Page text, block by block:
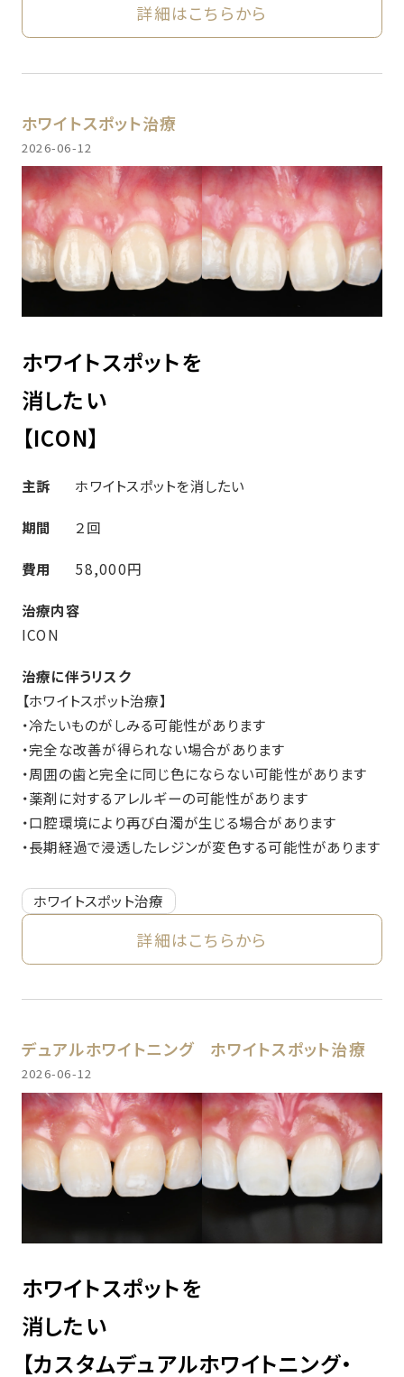
詳細はこちらから
ホワイトスポット治療
2026-06-12
ホワイトスポットを
消したい
【ICON】
主訴 ホワイトスポットを消したい
期間 ２回
費用 58,000円
治療内容
ICON
治療に伴うリスク
【ホワイトスポット治療】
・冷たいものがしみる可能性があります
・完全な改善が得られない場合があります
・周囲の歯と完全に同じ色にならない可能性があります
・薬剤に対するアレルギーの可能性があります
・口腔環境により再び白濁が生じる場合があります
・長期経過で浸透したレジンが変色する可能性があります
ホワイトスポット治療
詳細はこちらから
デュアルホワイトニング ホワイトスポット治療
2026-06-12
ホワイトスポットを
消したい
【カスタムデュアルホワイトニング・